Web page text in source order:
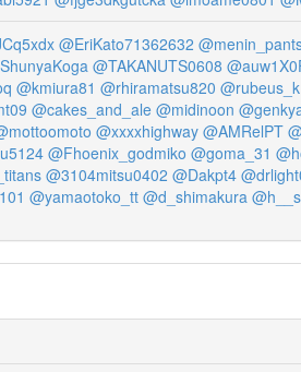
@EriKato71362632
@TAKANUTS0608
@kmiura81 @rhiramatsu820 @rubeus_k
@cakes_and_ale @midinoon
@xxxxhighway @AMRelPT
@Fhoenix_godmiko @goma_31
@3104mitsu0402 @Dakpt4
@yamaotoko_tt @d_shimakura